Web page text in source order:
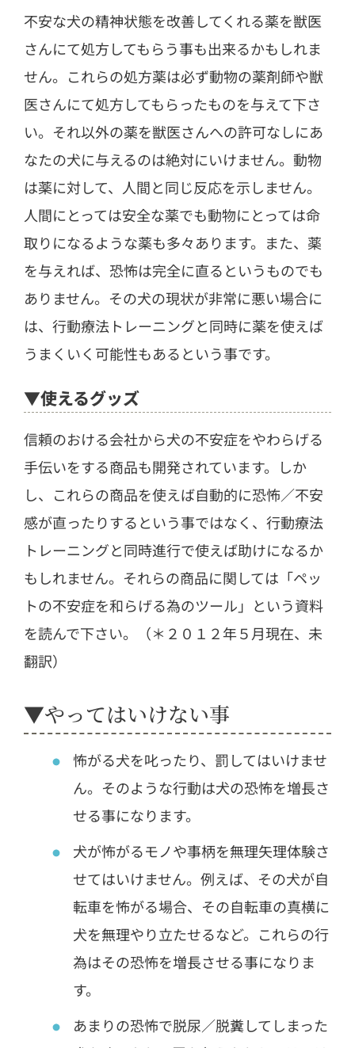
不安な犬の精神状態を改善してくれる薬を獣医
さんにて処方してもらう事も出来るかもしれま
せん。これらの処方薬は必ず動物の薬剤師や獣
医さんにて処方してもらったものを与えて下さ
い。それ以外の薬を獣医さんへの許可なしにあ
なたの犬に与えるのは絶対にいけません。動物
は薬に対して、人間と同じ反応を示しません。
人間にとっては安全な薬でも動物にとっては命
取りになるような薬も多々あります。また、薬
を与えれば、恐怖は完全に直るというものでも
ありません。その犬の現状が非常に悪い場合に
は、行動療法トレーニングと同時に薬を使えば
うまくいく可能性もあるという事です。
▼使えるグッズ
信頼のおける会社から犬の不安症をやわらげる
手伝いをする商品も開発されています。しか
し、これらの商品を使えば自動的に恐怖／不安
感が直ったりするという事ではなく、行動療法
トレーニングと同時進行で使えば助けになるか
もしれません。それらの商品に関しては「ペッ
トの不安症を和らげる為のツール」という資料
を読んで下さい。（＊２０１２年５月現在、未
翻訳）
▼やってはいけない事
怖がる犬を叱ったり、罰してはいけませ
ん。そのような行動は犬の恐怖を増長さ
せる事になります。
犬が怖がるモノや事柄を無理矢理体験さ
せてはいけません。例えば、その犬が自
転車を怖がる場合、その自転車の真横に
犬を無理やり立たせるなど。これらの行
為はその恐怖を増長させる事になりま
す。
あまりの恐怖で脱尿／脱糞してしまった